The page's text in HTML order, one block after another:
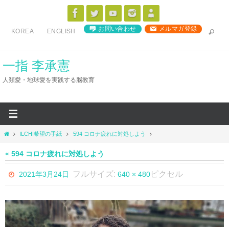
ス
KOREA ENGLISH お問い合わせ メルマガ登録
一指 李承憲
人類愛・地球愛を実践する脳教育
ホ
ム
ILCHI希望の手紙 594 コロナ疲れに対処しよう
« 594 コロナ疲れに対処しよう
2021年3月24日 フルサイズ:640 × 480ピクセル